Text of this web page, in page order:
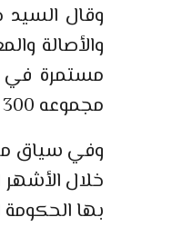
وقال
والأصالة
مستمرة في
مجموعه 300 ألف قرص مهلوس من طرف المصالح الأمنية ».
وفي سياق
بها الحكومة